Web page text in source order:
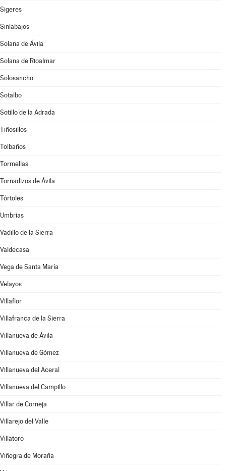
Sigeres
Sinlabajos
Solana de Ávila
Solana de Rioalmar
Solosancho
Sotalbo
Sotillo de la Adrada
Tiñosillos
Tolbaños
Tormellas
Tornadizos de Ávila
Tórtoles
Umbrías
Vadillo de la Sierra
Valdecasa
Vega de Santa María
Velayos
Villaflor
Villafranca de la Sierra
Villanueva de Ávila
Villanueva de Gómez
Villanueva del Aceral
Villanueva del Campillo
Villar de Corneja
Villarejo del Valle
Villatoro
Viñegra de Moraña